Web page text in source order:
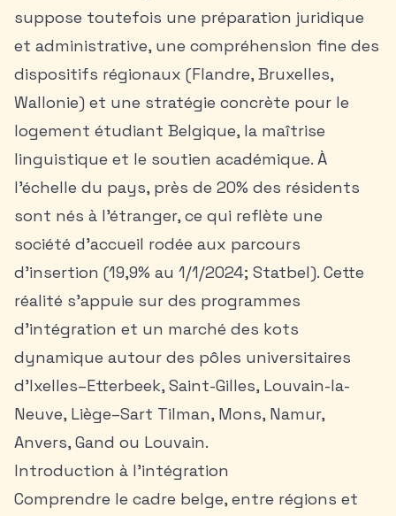
suppose toutefois une préparation juridique
et administrative, une compréhension fine des
dispositifs régionaux (Flandre, Bruxelles,
Wallonie) et une stratégie concrète pour le
logement étudiant Belgique, la maîtrise
linguistique et le soutien académique. À
l’échelle du pays, près de 20% des résidents
sont nés à l’étranger, ce qui reflète une
société d’accueil rodée aux parcours
d’insertion (19,9% au 1/1/2024; Statbel). Cette
réalité s’appuie sur des programmes
d’intégration et un marché des kots
dynamique autour des pôles universitaires
d’Ixelles–Etterbeek, Saint-Gilles, Louvain-la-
Neuve, Liège–Sart Tilman, Mons, Namur,
Anvers, Gand ou Louvain.
Introduction à l’intégration
Comprendre le cadre belge, entre régions et